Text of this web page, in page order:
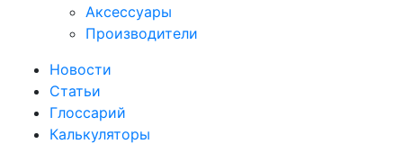
Аксессуары
Производители
Новости
Статьи
Глоссарий
Калькуляторы